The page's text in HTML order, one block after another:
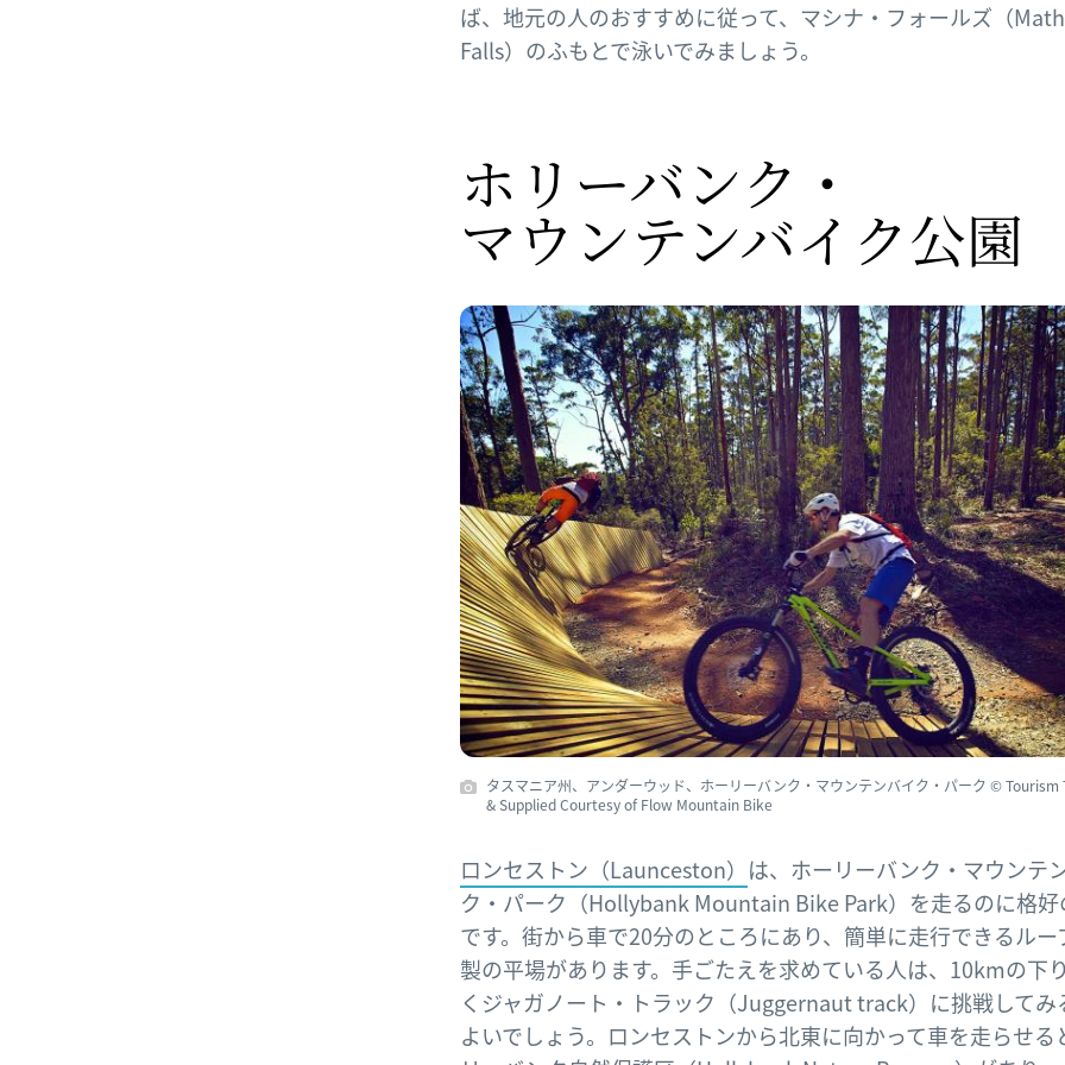
ば、地元の人のおすすめに従って、マシナ・フォールズ（
Falls）のふもとで泳いでみましょう。
ホリーバンク・
マウンテンバイク公園
タスマニア州、アンダーウッド、ホーリーバンク・マウンテンバイク・パーク © Tourism
& Supplied Courtesy of Flow Mountain Bike
ロンセストン（Launceston） は、ホーリーバンク・マウンテ
ク・パーク（Hollybank Mountain Bike Park）を走るのに格好
です。街から車で20分のところにあり、簡単に走行できるルー
製の平場があります。手ごたえを求めている人は、10kmの下
くジャガノート・トラック（Juggernaut track）に挑戦してみ
よいでしょう。ロンセストンから北東に向かって車を走らせる